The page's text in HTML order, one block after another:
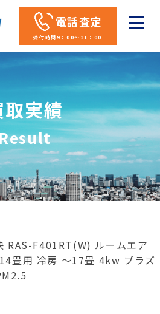
電話査定
受付時間9：00～21：00
取実績
RAS-F401RT(W) ルームエア
畳用 冷房 ～17畳 4kw プラズ